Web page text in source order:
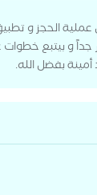
الحجز و
جداً و بيتبع
بفضل الله.